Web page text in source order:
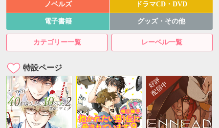
ノベルズ ドラマCD・DVD
電子書籍 グッズ・その他
カテゴリー一覧 レーベル一覧
特設ページ